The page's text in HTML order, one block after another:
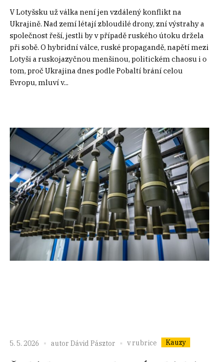
V Lotyšsku už válka není jen vzdálený konflikt na
Ukrajině. Nad zemí létají zbloudilé drony, zní výstrahy a
společnost řeší, jestli by v případě ruského útoku držela
při sobě. O hybridní válce, ruské propagandě, napětí mezi
Lotyši a ruskojazyčnou menšinou, politickém chaosu i o
tom, proč Ukrajina dnes podle Pobaltí brání celou
Evropu, mluví v...
5. 5. 2026 autor Dávid Pásztor v rubrice Kauzy